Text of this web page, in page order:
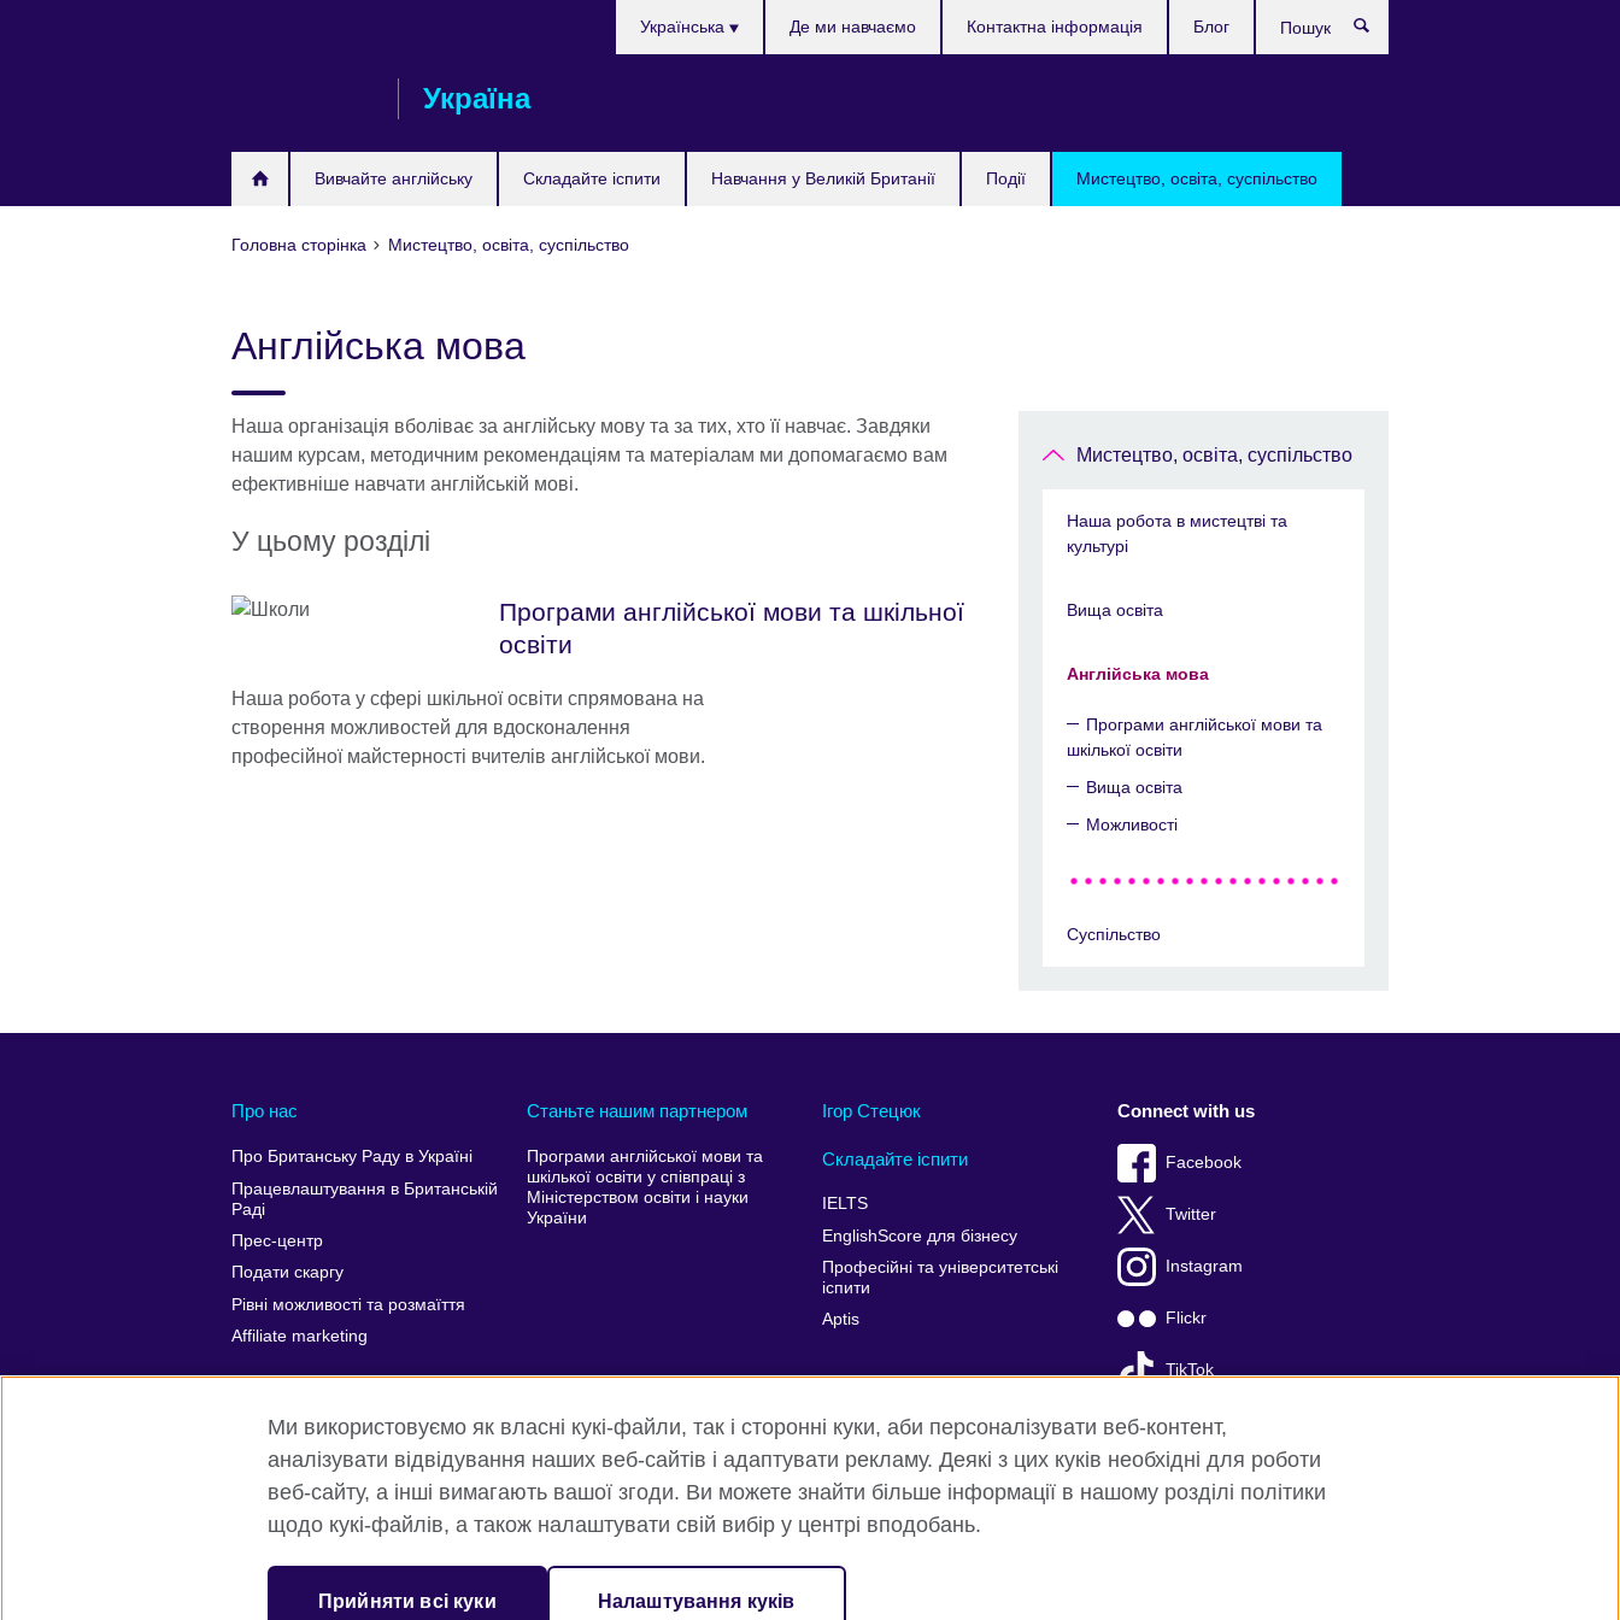
Україна
Вивчайте англійську Складайте іспити Навчання у Великій Британії Події Мистецтво, освіта, суспільство
Українська Де ми навчаємо Контактна інформація Блог
Головна сторінка Мистецтво, освіта, суспільство
Англійська мова
Наша організація вболіває за англійську мову та за тих, хто її навчає. Завдяки
нашим курсам, методичним рекомендаціям та матеріалам ми допомагаємо вам
ефективніше навчати англійській мові.
У цьому розділі
Програми англійської мови та шкільної
освіти
Наша робота у сфері шкільної освіти спрямована на
створення можливостей для вдосконалення
професійної майстерності вчителів англійської мови.
Мистецтво, освіта, суспільство
Наша робота в мистецтві та
культурі
Вища освіта
Англійська мова
Програми англійської мови та
шкілької освіти
Вища освіта
Можливості
Суспільство
Про нас
Про Британську Раду в Україні
Працевлаштування в Британській
Раді
Прес-центр
Подати скаргу
Рівні можливості та розмаїття
Affiliate marketing
Станьте нашим партнером
Програми англійської мови та
шкілької освіти у співпраці з
Міністерством освіти і науки
України
Ігор Стецюк
Складайте іспити
IELTS
EnglishScore для бізнесу
Професійні та університетські
іспити
Aptis
Connect with us
Facebook
Twitter
Instagram
Flickr
TikTok
YouTube
Всесвітня Британська Рада Приватність та умови користування Карта сайту
© 2026 British Council
Ми використовуємо як власні кукі-файли, так і сторонні куки, аби персоналізувати веб-контент,
аналізувати відвідування наших веб-сайтів і адаптувати рекламу. Деякі з цих куків необхідні для роботи
веб-сайту, а інші вимагають вашої згоди. Ви можете знайти більше інформації в нашому розділі політики
щодо кукі-файлів, а також налаштувати свій вибір у центрі вподобань.
Прийняти всі куки Налаштування куків